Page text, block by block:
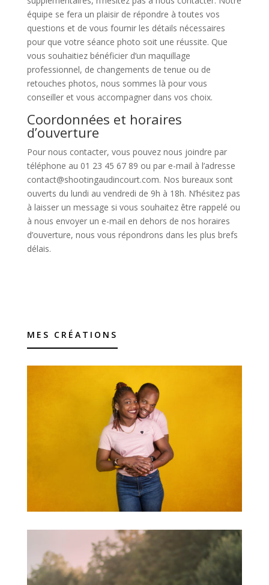
équipe se fera un plaisir de répondre à toutes vos
questions et de vous fournir les détails nécessaires
pour que votre séance photo soit une réussite. Que
vous souhaitiez bénéficier d’un maquillage
professionnel, de changements de tenue ou de
retouches photos, nous sommes là pour vous
conseiller et vous accompagner dans vos choix.
Coordonnées et horaires
d’ouverture
Pour nous contacter, vous pouvez nous joindre par
téléphone au 01 23 45 67 89 ou par e-mail à l’adresse
contact@shootingaudincourt.com. Nos bureaux sont
ouverts du lundi au vendredi de 9h à 18h. N’hésitez pas
à laisser un message si vous souhaitez être rappelé ou
à nous envoyer un e-mail en dehors de nos horaires
d’ouverture, nous vous répondrons dans les plus brefs
délais.
MES CRÉATIONS